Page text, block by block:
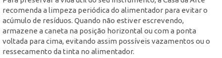
recomenda a limpeza periódica do alimentador para evitar o
acúmulo de resíduos. Quando não estiver escrevendo,
armazene a caneta na posição horizontal ou com a ponta
voltada para cima, evitando assim possíveis vazamentos ou o
ressecamento da tinta no alimentador.